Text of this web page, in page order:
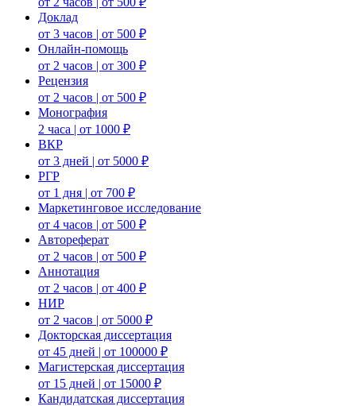
Доклад
от 3 часов | от 500 ₽
Онлайн-помощь
от 2 часов | от 300 ₽
Рецензия
от 2 часов | от 500 ₽
Монография
2 часа | от 1000 ₽
ВКР
от 3 дней | от 5000 ₽
РГР
от 1 дня | от 700 ₽
Маркетинговое исследование
от 4 часов | от 500 ₽
Автореферат
от 2 часов | от 500 ₽
Аннотация
от 2 часов | от 400 ₽
НИР
от 2 часов | от 5000 ₽
Докторская диссертация
от 45 дней | от 100000 ₽
Магистерская диссертация
от 15 дней | от 15000 ₽
Кандидатская диссертация